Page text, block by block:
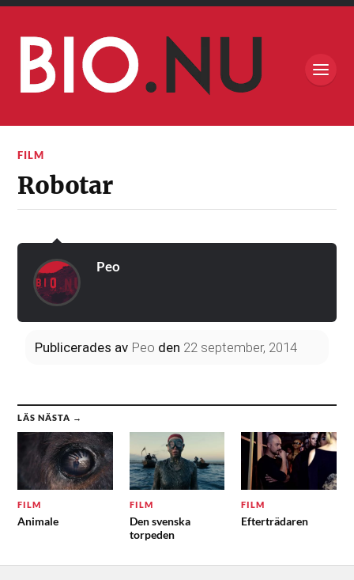
FILM
Robotar
Peo
Publicerades av Peo den 22 september, 2014
LÄS NÄSTA →
FILM
Animale
FILM
Den svenska
torpeden
FILM
Efterträdaren